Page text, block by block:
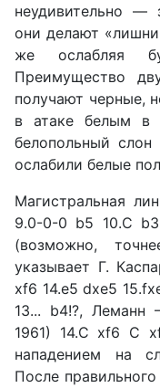
неудивительно —
они делают
же ослабляя
Преимуще­ство
получают черные,
в ата­ке белым в
белопольный
осла­били белые
Магистральная
9.0-0-0 b5 10.С
(возможно,
указывает Г.
xf6 14.е5 dxe5
13... b4!?, Леманн
1961) 14.С xf6 С
нападением на
После